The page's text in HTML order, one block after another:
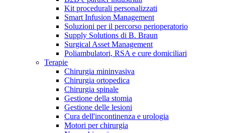
Kit procedurali personalizzati
Smart Infusion Management
Soluzioni per il percorso perioperatorio
Supply Solutions di B. Braun
Surgical Asset Management
Poliambulatori, RSA e cure domiciliari
Terapie
Chirurgia mininvasiva
Chirurgia ortopedica
Chirurgia spinale
Gestione della stomia
Gestione delle lesioni
Cura dell'incontinenza e urologia
Motori per chirurgia